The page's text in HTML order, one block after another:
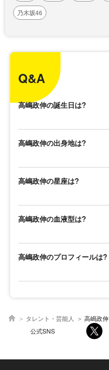
乃木坂46
Q&A
高嶋政伸の誕生日は?
高嶋政伸の出身地は?
高嶋政伸の星座は?
高嶋政伸の血液型は?
高嶋政伸のプロフィールは?
タレント・芸能人
高嶋政伸
公式SNS